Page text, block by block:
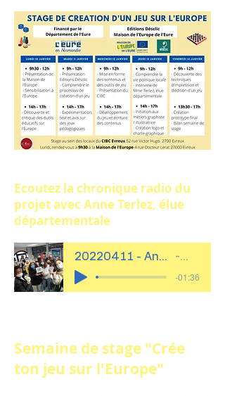
Ecoutez la chronique radio du
projet avec Anne Terlez, élue
départementale
20220411 - Anne Terlez et les jeunes de l'Europe Artist
-01:36
Semaine de stage "Crée
ton jeu sur l'Europe"